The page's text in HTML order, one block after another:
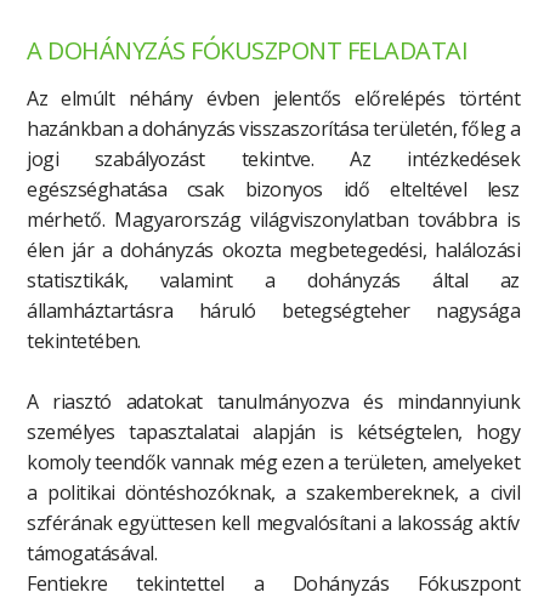
GAZDASÁGTANA
ÉS
KÜLFÖLDI
ADATOK,
TANULMÁNYOK
AJÁNLOTT
LINKEK
ARCHÍVUM
JOGSZABÁLYOK,
JEGYZŐKÖNYVEK,
IRÁNYELVEK
ANYAGOK
E-
CIGARETTA
VÍZIPIPA
A DOHÁNYZÁS FÓKUSZPONT FELADATAI
Az elmúlt néhány évben jelentős előrelépés történt
hazánkban a dohányzás visszaszorítása területén, főleg a
jogi szabályozást tekintve. Az intézkedések
egészséghatása csak bizonyos idő elteltével lesz
mérhető. Magyarország világviszonylatban továbbra is
élen jár a dohányzás okozta megbetegedési, halálozási
statisztikák, valamint a dohányzás által az
államháztartásra háruló betegségteher nagysága
tekintetében.
A riasztó adatokat tanulmányozva és mindannyiunk
személyes tapasztalatai alapján is kétségtelen, hogy
komoly teendők vannak még ezen a területen, amelyeket
a politikai döntéshozóknak, a szakembereknek, a civil
szférának együttesen kell megvalósítani a lakosság aktív
támogatásával.
Fentiekre tekintettel a Dohányzás Fókuszpont